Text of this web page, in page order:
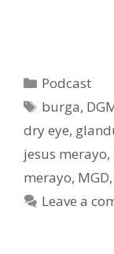
Categories
Podcast
Tags
burga,
dry eye,
jesus merayo,
merayo, MGD,
Leave a